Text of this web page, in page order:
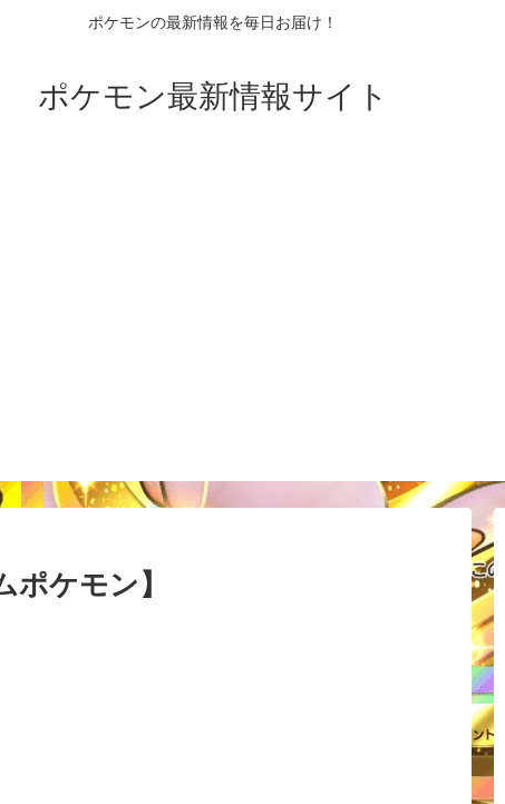
ポケモンの最新情報を毎日お届け！
ポケモン最新情報サイト
ケモン】